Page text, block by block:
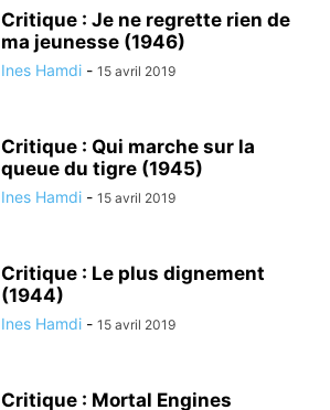
Critique : Je ne regrette rien de
ma jeunesse (1946)
Ines Hamdi - 15 avril 2019
Critique : Qui marche sur la
queue du tigre (1945)
Ines Hamdi - 15 avril 2019
Critique : Le plus dignement
(1944)
Ines Hamdi - 15 avril 2019
Critique : Mortal Engines